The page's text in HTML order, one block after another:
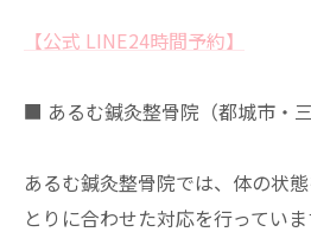
【公式 LINE24時間予約】
■ あるむ鍼灸整骨院（都城市・三
あるむ鍼灸整骨院では、体の状
とりに合わせた対応を行っていま